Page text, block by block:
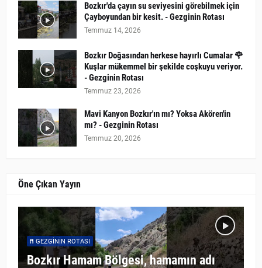
Bozkır'da çayın su seviyesini görebilmek için
Çayboyundan bir kesit. - Gezginin Rotası
Temmuz 14, 2026
Bozkır Doğasından herkese hayırlı Cumalar 🌹
Kuşlar mükemmel bir şekilde coşkuyu veriyor.
- Gezginin Rotası
Temmuz 23, 2026
Mavi Kanyon Bozkır'ın mı? Yoksa Akören'in
mı? - Gezginin Rotası
Temmuz 20, 2026
Öne Çıkan Yayın
GEZGININ ROTASI
Bozkır Hamam Bölgesi, hamamın adı